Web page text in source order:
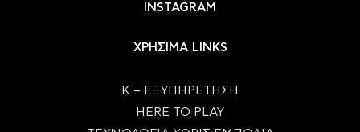
INSTAGRAM
ΧΡΗΣΙΜΑ LINKS
Κ – ΕΞΥΠΗΡΕΤΗΣΗ
HERE TO PLAY